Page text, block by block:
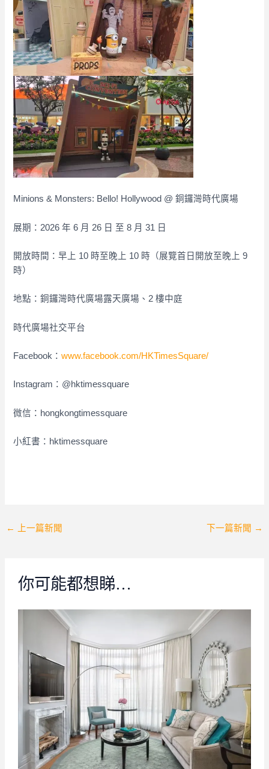
Minions & Monsters: Bello! Hollywood @ 銅鑼灣時代廣場
展期：2026 年 6 月 26 日 至 8 月 31 日
開放時間：早上 10 時至晚上 10 時（展覽首日開放至晚上 9
時）
地點：銅鑼灣時代廣場露天廣場、2 樓中庭
時代廣場社交平台
Facebook：www.facebook.com/HKTimesSquare/
Instagram：@hktimessquare
微信：hongkongtimessquare
小紅書：hktimessquare
Post
← 上一篇新聞 下一篇新聞 →
你可能都想睇…